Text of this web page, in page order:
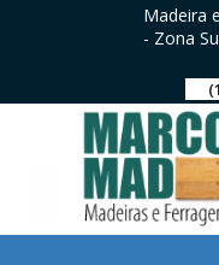
Madeira
- Zona